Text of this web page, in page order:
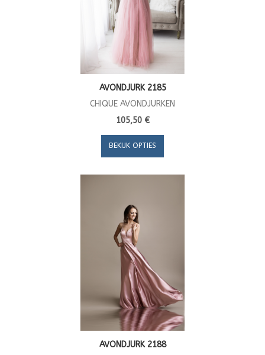
AVONDJURK 2185
CHIQUE AVONDJURKEN
105,50 €
BEKIJK OPTIES
AVONDJURK 2188